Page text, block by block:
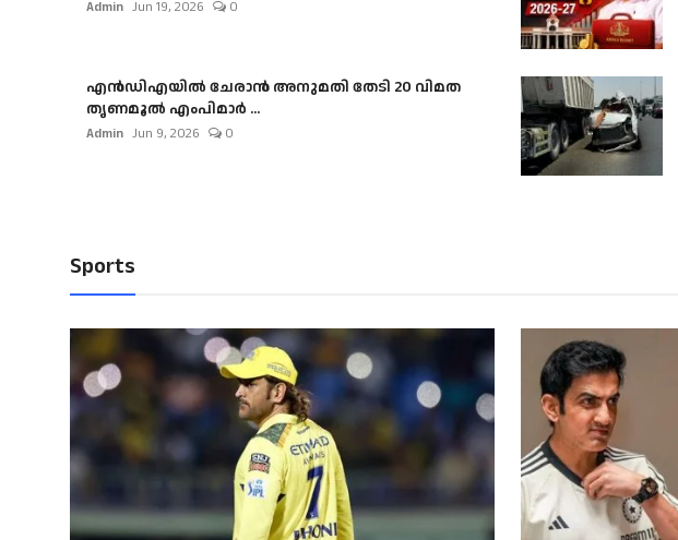
Admin Jun 19, 2026 0
എൻഡിഎയിൽ ചേരാൻ അനുമതി തേടി 20 വിമത
തൃണമൂൽ എംപിമാർ ...
Admin Jun 9, 2026 0
Sports